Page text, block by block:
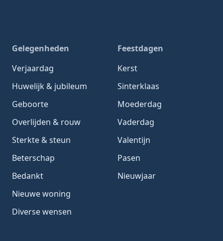
Gelegenheden
Verjaardag
Huwelijk & jubileum
Geboorte
Overlijden & rouw
Sterkte & steun
Beterschap
Bedankt
Nieuwe woning
Diverse wensen
Feestdagen
Kerst
Sinterklaas
Moederdag
Vaderdag
Valentijn
Pasen
Nieuwjaar